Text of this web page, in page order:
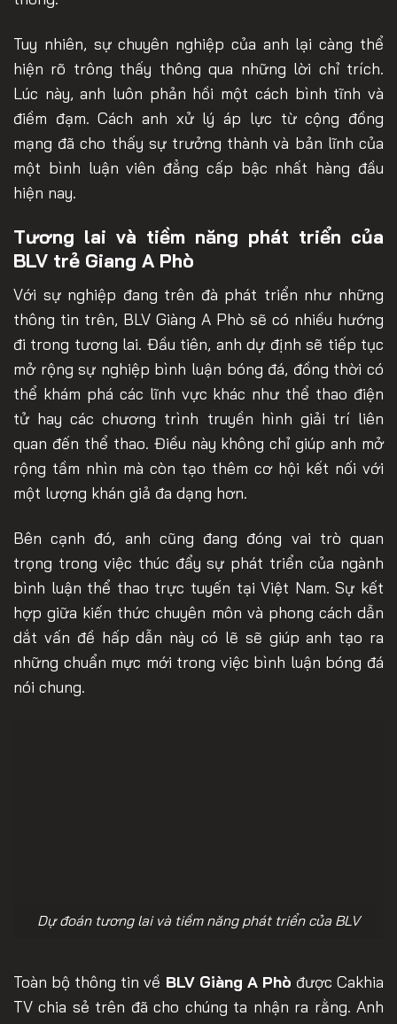
Tuy nhiên, sự chuyên nghiệp của anh lại càng thể
hiện rõ trông thấy thông qua những lời chỉ trích.
Lúc này, anh luôn phản hồi một cách bình tĩnh và
điềm đạm. Cách anh xử lý áp lực từ cộng đồng
mạng đã cho thấy sự trưởng thành và bản lĩnh của
một bình luận viên đẳng cấp bậc nhất hàng đầu
hiện nay.
Tương lai và tiềm năng phát triển của
BLV trẻ Giang A Phò
Với sự nghiệp đang trên đà phát triển như những
thông tin trên, BLV Giàng A Phò sẽ có nhiều hướng
đi trong tương lai. Đầu tiên, anh dự định sẽ tiếp tục
mở rộng sự nghiệp bình luận bóng đá, đồng thời có
thể khám phá các lĩnh vực khác như thể thao điện
tử hay các chương trình truyền hình giải trí liên
quan đến thể thao. Điều này không chỉ giúp anh mở
rộng tầm nhìn mà còn tạo thêm cơ hội kết nối với
một lượng khán giả đa dạng hơn.
Bên cạnh đó, anh cũng đang đóng vai trò quan
trọng trong việc thúc đẩy sự phát triển của ngành
bình luận thể thao trực tuyến tại Việt Nam. Sự kết
hợp giữa kiến thức chuyên môn và phong cách dẫn
dắt vấn đề hấp dẫn này có lẽ sẽ giúp anh tạo ra
những chuẩn mực mới trong việc bình luận bóng đá
nói chung.
Dự đoán tương lai và tiềm năng phát triển của BLV
Toàn bộ thông tin về BLV Giàng A Phò được Cakhia
TV chia sẻ trên đã cho chúng ta nhận ra rằng. Anh